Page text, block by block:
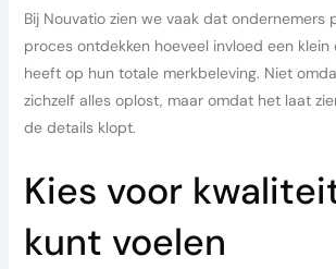
Bij Nouvatio zien we vaak dat ondernemers
proces ontdekken hoeveel invloed een
heeft op hun totale merkbeleving. Niet
zichzelf alles oplost, maar omdat het laat
de details klopt.
Kies voor
kunt voelen